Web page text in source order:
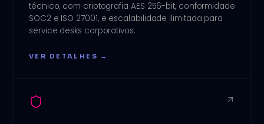
técnico, com criptografia AES 256-bit, conformidade
SOC2 e ISO 27001, e escalabilidade ilimitada para
service desks corporativos.
VER DETALHES →